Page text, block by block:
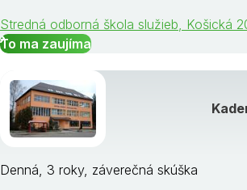
Stredná odborná škola služieb, Košická
To ma zaujíma
Denná, 3 roky, záverečná skúška